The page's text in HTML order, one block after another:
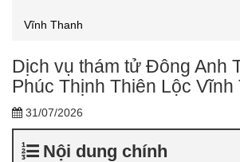
Vĩnh Thanh
Dịch vụ thám tử Đông Anh
Phúc Thịnh Thiên Lộc Vĩnh
31/07/2026
Nội dung chính